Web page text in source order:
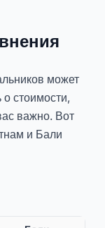
может
стоимости,
важно. Вот
и Бали